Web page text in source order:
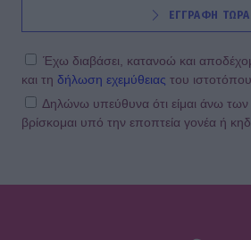
ΕΓΓΡΑΦΗ ΤΩΡΑ
Έχω διαβάσει, κατανοώ και
και τη δήλωση εχεμύθειας του ιστοτόπου
Δηλώνω υπεύθυνα ότι είμαι άνω των
βρίσκομαι υπό την εποπτεία γονέα ή